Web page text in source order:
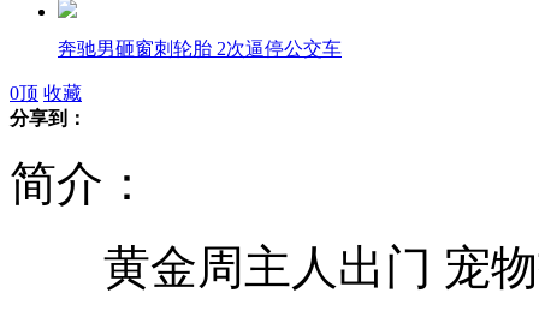
奔驰男砸窗刺轮胎 2次逼停公交车
广东一男子迎娶自己
暗拍屠宰场商贩给牛注水全过程
0顶 收藏
分享到：
简介：
黄金周主人出门 宠物